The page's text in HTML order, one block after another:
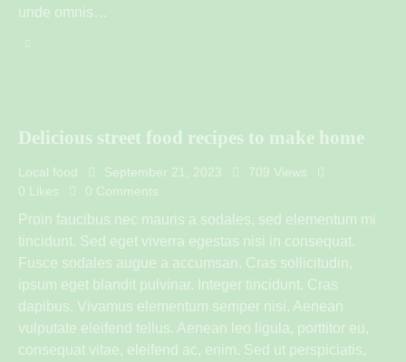
unde omnis…
Delicious street food recipes to make home
Local food September 21, 2023 709 Views
0 Likes 0 Comments
Proin faucibus nec mauris a sodales, sed elementum mi
tincidunt. Sed eget viverra egestas nisi in consequat.
Fusce sodales augue a accumsan. Cras sollicitudin,
ipsum eget blandit pulvinar. Integer tincidunt. Cras
dapibus. Vivamus elementum semper nisi. Aenean
vulputate eleifend tellus. Aenean leo ligula, porttitor eu,
consequat vitae, eleifend ac, enim. Sed ut perspiciatis,